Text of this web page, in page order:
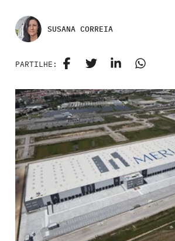
SUSANA CORREIA
PARTILHE: